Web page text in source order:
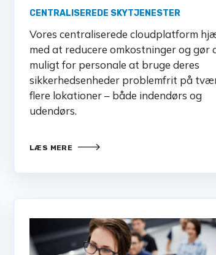
CENTRALISEREDE SKYTJENESTER
Vores centraliserede cloudplatform
med at reducere omkostninger og gør
muligt for personale at bruge deres
sikkerhedsenheder problemfrit på
flere lokationer – både indendørs og
udendørs.
LÆS MERE